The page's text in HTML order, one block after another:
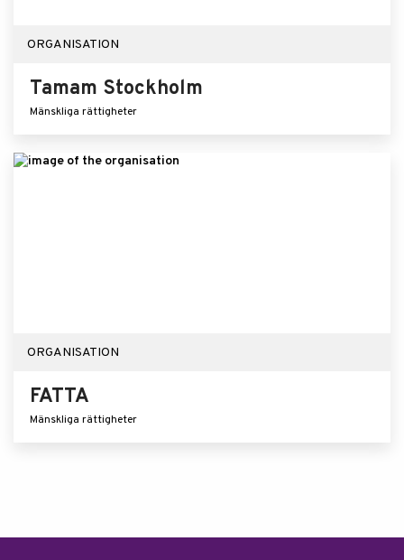
ORGANISATION
Tamam Stockholm
Mänskliga rättigheter
ORGANISATION
FATTA
Mänskliga rättigheter